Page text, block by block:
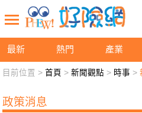
最新 熱門 產業
搶
新聞觀點 業務交流
退休先準備 好險學堂
目前位置 >首頁 >新聞觀點 > 時事 >
政策消息